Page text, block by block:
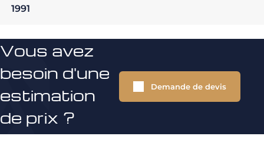
1991
Vous avez
besoin d'une
estimation
de prix ?
Demande de devis